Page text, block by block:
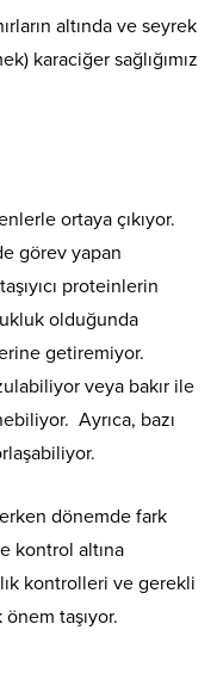
altında ve seyrek
karaciğer sağlığımız
ortaya çıkıyor.
görev yapan
proteinlerin
olduğunda
getiremiyor.
veya bakır ile
Ayrıca, bazı
dönemde fark
kontrol altına
kontrolleri ve gerekli
taşıyor.